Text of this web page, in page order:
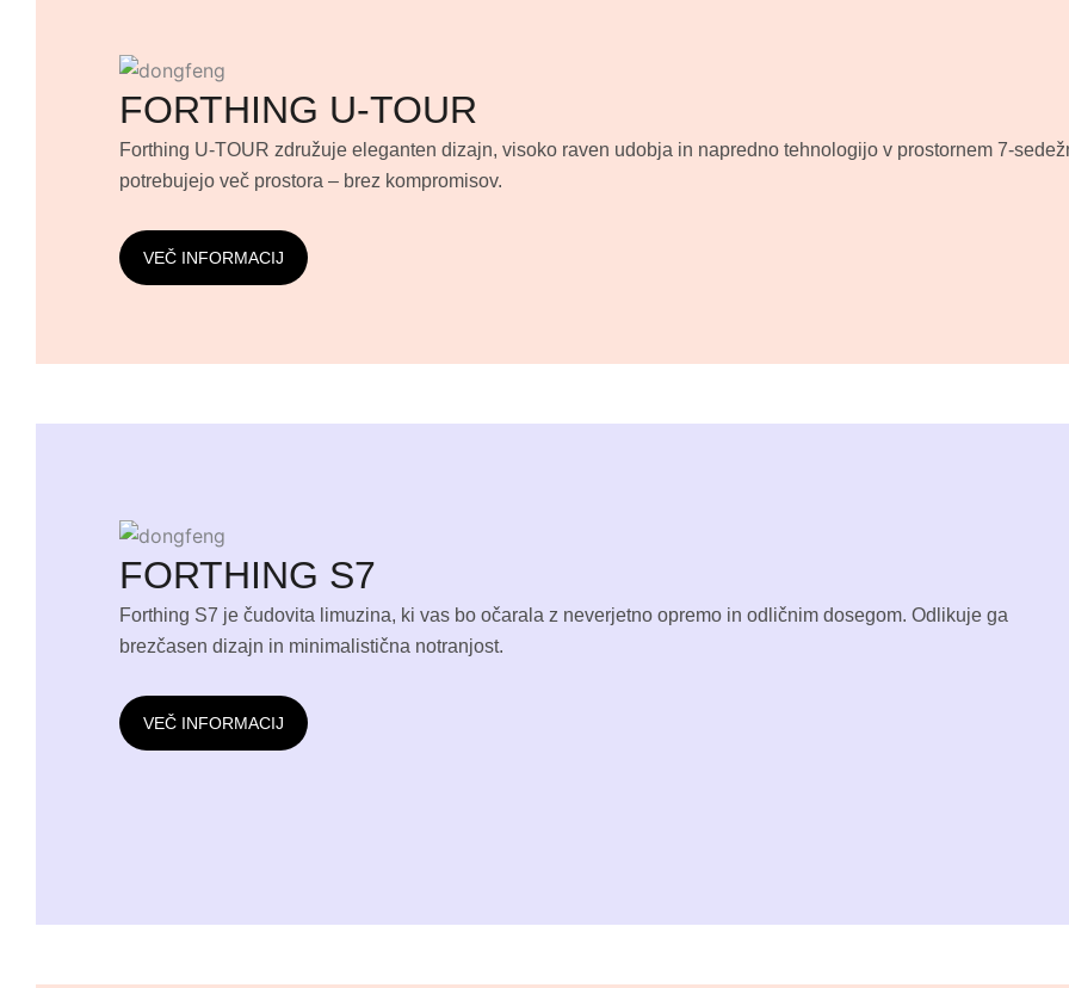
FORTHING U-TOUR
Forthing U-TOUR združuje eleganten dizajn, visoko raven udobja in napredno tehnologijo v prostornem 7-
potrebujejo več prostora – brez kompromisov.
VEČ INFORMACIJ
FORTHING S7
Forthing S7 je čudovita limuzina, ki vas bo očarala z neverjetno opremo in odličnim dosegom. Odlikuje ga
brezčasen dizajn in minimalistična notranjost.
VEČ INFORMACIJ